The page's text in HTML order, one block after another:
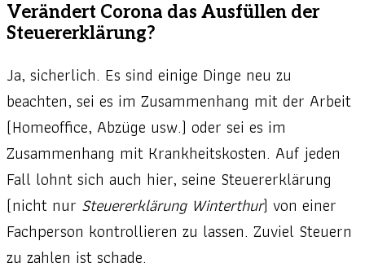
Verändert Corona das Ausfüllen der
Steuererklärung?
Ja, sicherlich. Es sind einige Dinge neu zu
beachten, sei es im Zusammenhang mit der Arbeit
(Homeoffice, Abzüge usw.) oder sei es im
Zusammenhang mit Krankheitskosten. Auf jeden
Fall lohnt sich auch hier, seine Steuererklärung
(nicht nur Steuererklärung Winterthur) von einer
Fachperson kontrollieren zu lassen. Zuviel Steuern
zu zahlen ist schade.